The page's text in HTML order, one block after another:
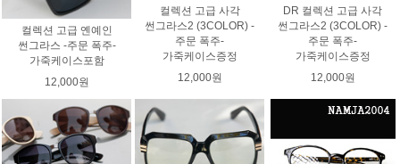
컬렉션 고급 옌예인
썬그라스 -주문 폭주-
가죽케이스포함
12,000원
컬렉션 고급 사각
썬그라스2 (3COLOR) -
주문 폭주-
가죽케이스증정
12,000원
DR 컬렉션 고급 사각
썬그라스2 (3COLOR) -
주문 폭주-
가죽케이스증정
12,000원